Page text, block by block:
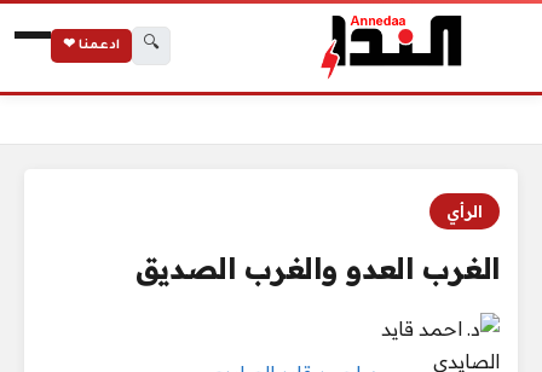
🔍 ادعمنا ❤
الرأي
الغرب العدو والغرب الصديق